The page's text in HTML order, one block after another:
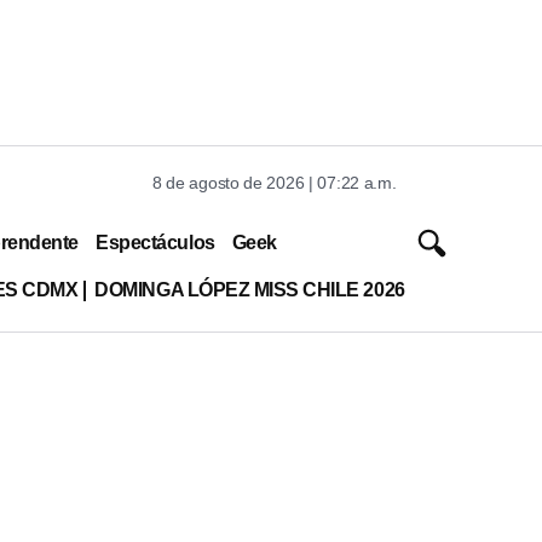
8 de agosto de 2026 | 07:22 a.m.
Espectáculos Geek
CDMX DOMINGA LÓPEZ MISS CHILE 2026